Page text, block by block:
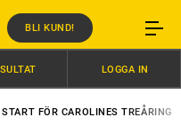
BLI KUND!
FÖR CAROLINES TREÅRING
LOGGA IN